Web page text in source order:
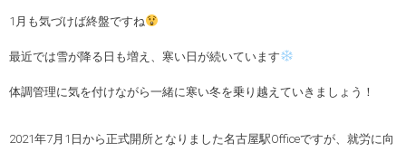
1月も気づけば終盤ですね
最近では雪が降る日も増え、寒い日が続いています
体調管理に気を付けながら一緒に寒い冬を乗り越えていきましょう！
2021年7月1日から正式開所となりました名古屋駅Officeですが、就労に向